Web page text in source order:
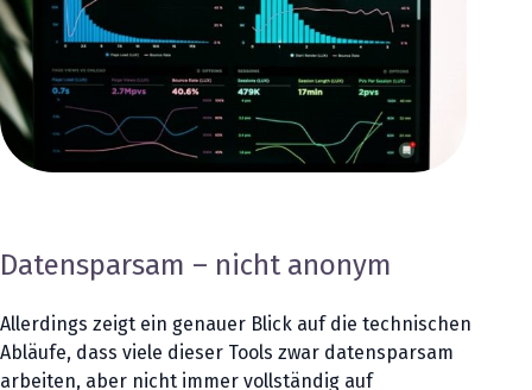
Datensparsam – nicht anonym
Allerdings zeigt ein genauer Blick auf die technischen
Abläufe, dass viele dieser Tools zwar datensparsam
arbeiten, aber nicht immer vollständig auf